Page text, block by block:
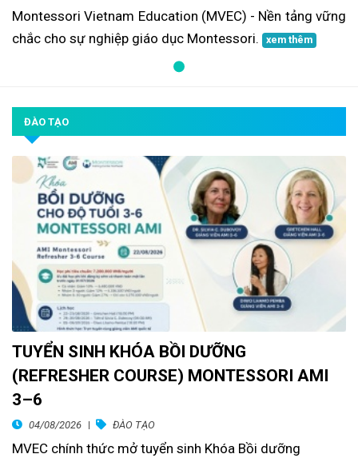
Montessori Vietnam Education (MVEC) - Nền tảng vững
chắc cho sự nghiệp giáo dục Montessori.
xem thêm
ĐÀO TẠO
TUYỂN SINH KHÓA BỒI DƯỠNG
(REFRESHER COURSE) MONTESSORI AMI
3–6
04/08/2026 ĐÀO TẠO
MVEC chính thức mở tuyển sinh Khóa Bồi dưỡng